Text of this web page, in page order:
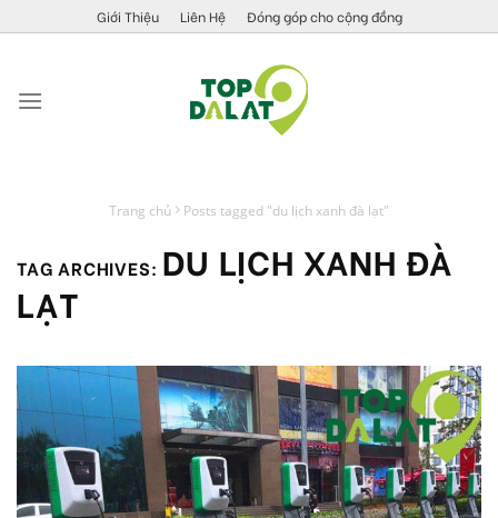
to
Giới Thiệu Liên Hệ Đóng góp cho cộng đồng
Trang chủ Posts tagged "du lịch xanh đà lạt"
TAG ARCHIVES: DU LỊCH XANH ĐÀ
LẠT